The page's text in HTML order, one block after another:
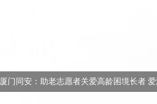
厦门同安：助老志愿者关爱高龄困境长者